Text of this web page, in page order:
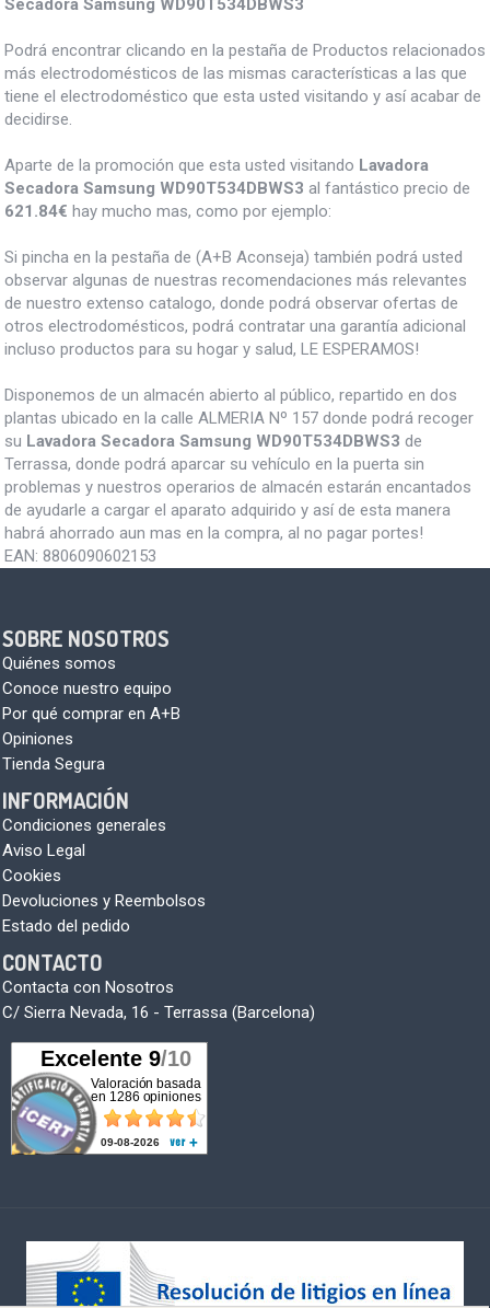
Secadora Samsung WD90T534DBWS3
Podrá encontrar clicando en la pestaña de Productos relacionados
más electrodomésticos de las mismas características a las que
tiene el electrodoméstico que esta usted visitando y así acabar de
decidirse.
Aparte de la promoción que esta usted visitando Lavadora
Secadora Samsung WD90T534DBWS3 al fantástico precio de
621.84€ hay mucho mas, como por ejemplo:
Si pincha en la pestaña de (A+B Aconseja) también podrá usted
observar algunas de nuestras recomendaciones más relevantes
de nuestro extenso catalogo, donde podrá observar ofertas de
otros electrodomésticos, podrá contratar una garantía adicional
incluso productos para su hogar y salud, LE ESPERAMOS!
Disponemos de un almacén abierto al público, repartido en dos
plantas ubicado en la calle ALMERIA Nº 157 donde podrá recoger
su Lavadora Secadora Samsung WD90T534DBWS3 de
Terrassa, donde podrá aparcar su vehículo en la puerta sin
problemas y nuestros operarios de almacén estarán encantados
de ayudarle a cargar el aparato adquirido y así de esta manera
habrá ahorrado aun mas en la compra, al no pagar portes!
EAN: 8806090602153
SOBRE NOSOTROS
Quiénes somos
Conoce nuestro equipo
Por qué comprar en A+B
Opiniones
Tienda Segura
INFORMACIÓN
Condiciones generales
Aviso Legal
Cookies
Devoluciones y Reembolsos
Estado del pedido
CONTACTO
Contacta con Nosotros
C/ Sierra Nevada, 16 - Terrassa (Barcelona)